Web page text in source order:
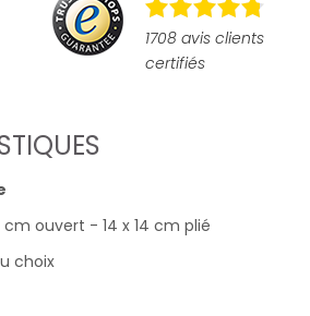
1708 avis clients
certifiés
cm ouvert - 14 x 14 cm plié
choix